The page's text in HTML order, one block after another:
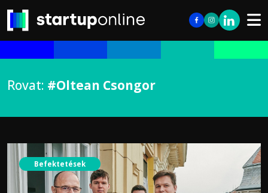
Rovat: #Oltean Csongor
Befektetések